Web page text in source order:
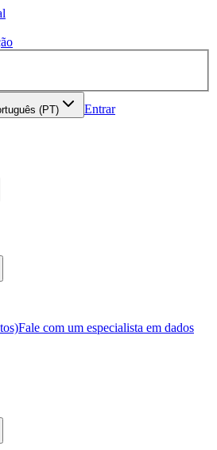
(PT) Entrar
Fale com um especialista em dados